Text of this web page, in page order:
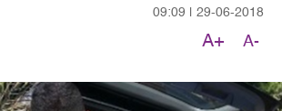
29-06-2018
09:09
A-
A+